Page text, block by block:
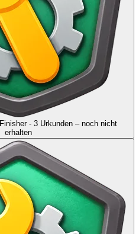
- 3 Urkunden – noch nicht
erhalten